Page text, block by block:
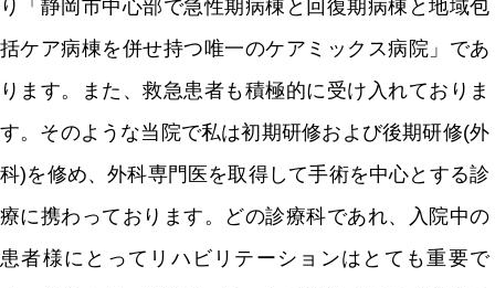
り「静岡市中心部で急性期病棟と回復期病棟と地域包
括ケア病棟を併せ持つ唯一のケアミックス病院」であ
ります。また、救急患者も積極的に受け入れておりま
す。そのような当院で私は初期研修および後期研修(外
科)を修め、外科専門医を取得して手術を中心とする診
療に携わっております。どの診療科であれ、入院中の
患者様にとってリハビリテーションはとても重要で